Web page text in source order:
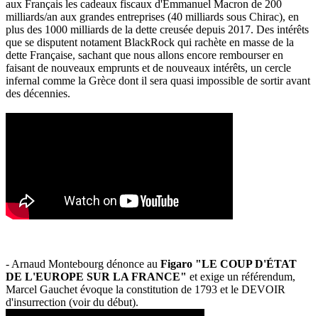
aux Français les cadeaux fiscaux d'Emmanuel Macron de 200
milliards/an aux grandes entreprises (40 milliards sous Chirac), en
plus des 1000 milliards de la dette creusée depuis 2017. Des intérêts
que se disputent notament BlackRock qui rachète en masse de la
dette Française, sachant que nous allons encore rembourser en
faisant de nouveaux emprunts et de nouveaux intérêts, un cercle
infernal comme la Grèce dont il sera quasi impossible de sortir avant
des décennies.
- Arnaud Montebourg dénonce au Figaro "LE COUP D'ÉTAT
DE L'EUROPE SUR LA FRANCE" et exige un référendum,
Marcel Gauchet évoque la constitution de 1793 et le DEVOIR
d'insurrection (voir du début).